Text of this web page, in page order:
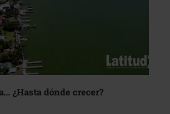
¿Hasta dónde crecer?